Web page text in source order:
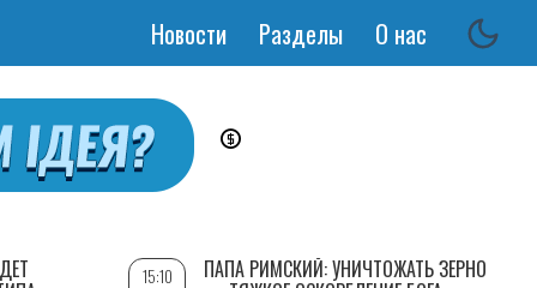
Основная
Новости Разделы О нас
15:10
ПАПА РИМСКИЙ: УНИЧТОЖАТЬ ЗЕРНО